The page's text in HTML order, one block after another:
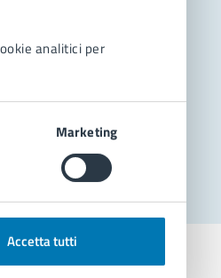
analitici per
Marketing
Accetta tutti